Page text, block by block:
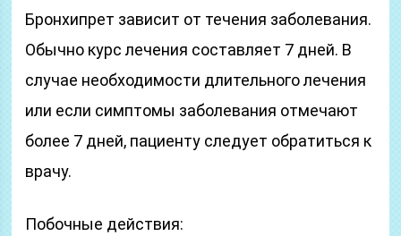
Бронхипрет зависит от течения заболевания.
Обычно курс лечения составляет 7 дней. В
случае необходимости длительного лечения
или если симптомы заболевания отмечают
более 7 дней, пациенту следует обратиться к
врачу.
Побочные действия: